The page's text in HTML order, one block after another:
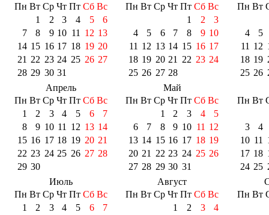
Пн Вт Ср Чт Пт Сб Вс
1
2 3 4 5
6
7
8 9 10 11 12 13
14 15 16 17 18 19 20
21 22 23 24 25 26 27
28 29 30 31
Пн Вт Ср Чт Пт Сб Вс
1
2
3
4
5 6 7 8 9 10
11 12 13 14 15 16 17
18 19 20 21 22 23 24
25 26 27 28
Пн Вт
4
5
11 12
18 19
25 26
Апрель
Пн Вт Ср Чт Пт Сб Вс
1
2 3 4 5 6
7
8
9 10 11 12 13 14
15 16 17 18 19 20 21
22 23 24 25 26 27 28
29 30
Май
Пн Вт Ср Чт Пт Сб Вс
1
2 3 4
5
6
7 8 9 10 11 12
13 14 15 16 17 18 19
20 21 22 23 24 25 26
27 28 29 30 31
Пн Вт
3
4
10 11
17 18
24 25
Июль
Пн Вт Ср Чт Пт Сб Вс
1
2 3 4 5 6 7
Август
Пн Вт Ср Чт Пт Сб Вс
1
2 3 4
Пн Вт